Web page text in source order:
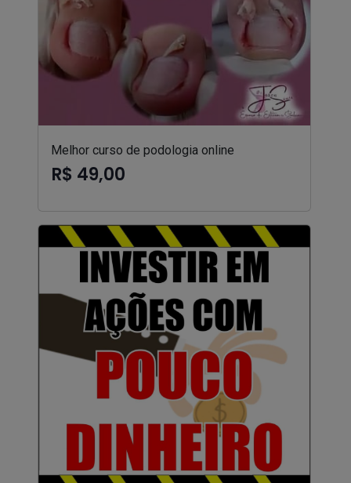
Melhor curso de podologia online
R$ 49,00